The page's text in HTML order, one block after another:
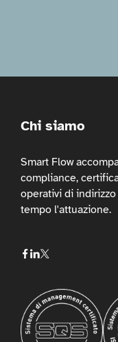
Chi siamo
Smart Flow
compliance,
operativi di
tempo l'attuazione.